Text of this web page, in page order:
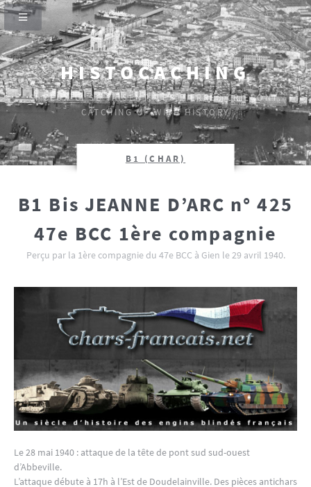
HISTOCACHING
SI CEUX-CI SE TAISENT, LES PIERRES CRIERONT.
CATCHING UP WITH HISTORY
B1 (CHAR)
B1 Bis JEANNE D’ARC n° 425
47e BCC 1ère compagnie
Perçu par la 1ère compagnie du 47e BCC à Gien le 29 avril 1940.
Le 28 mai 1940 : attaque de la tête de pont sud sud-ouest
d’Abbeville.
L’attaque débute à 17h à l’Est de Doudelainville. Des pièces antichars